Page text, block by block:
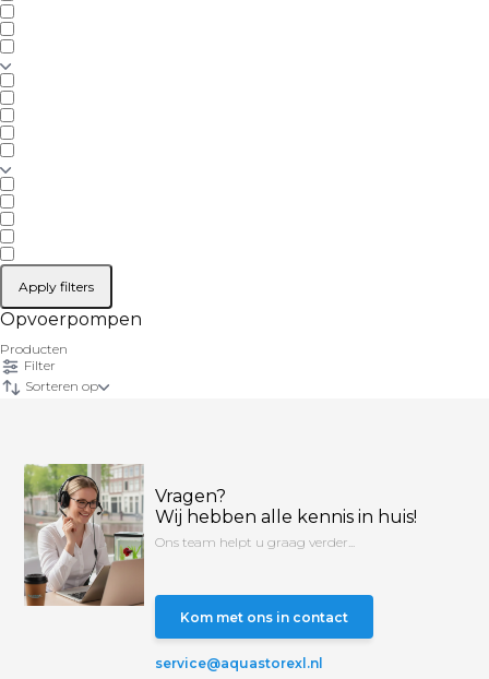
Apply filters
Opvoerpompen
Producten
Filter
Sorteren op
Vragen?
Wij hebben alle kennis in huis!
Ons team helpt u graag verder...
Kom met ons in contact
service@aquastorexl.nl